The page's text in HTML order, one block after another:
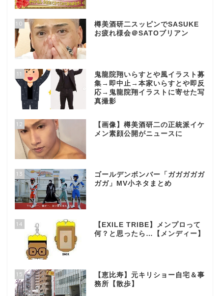
10
樽美酒研二スッピンでSASUKE
お疲れ様会＠SATOブリアン
11
鬼龍院翔いらすとや風イラスト募
集→即中止→本家いらすとや即反
応→鬼龍院翔イラストに寄せた写
真撮影
12
【画像】樽美酒研二の正統派イケ
メン素顔公開がニュースに
13
ゴールデンボンバー「ガガガガガ
ガガ」MV小ネタまとめ
14
【EXILE TRIBE】メンプロって
何？と思ったら…【メンディー】
15
【恵比寿】元キリショー自宅＆事
務所【散歩】